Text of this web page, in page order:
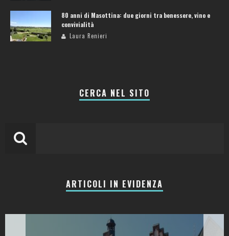
80 anni di Masottina: due giorni tra benessere, vino e
convivialità
Laura Renieri
CERCA NEL SITO
ARTICOLI IN EVIDENZA